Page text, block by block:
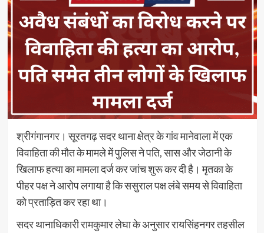
श्रीगंगानगर। सूरतगढ़ सदर थाना क्षेत्र के गांव मानेवाला में एक
विवाहिता की मौत के मामले में पुलिस ने पति, सास और जेठानी के
खिलाफ हत्या का मामला दर्ज कर जांच शुरू कर दी है। मृतका के
पीहर पक्ष ने आरोप लगाया है कि ससुराल पक्ष लंबे समय से विवाहिता
को प्रताड़ित कर रहा था।
सदर थानाधिकारी रामकुमार लेघा के अनुसार रायसिंहनगर तहसील